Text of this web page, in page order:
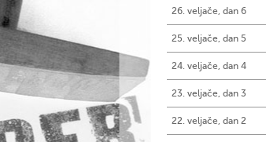
26. veljače, dan 6
25. veljače, dan 5
24. veljače, dan 4
23. veljače, dan 3
22. veljače, dan 2